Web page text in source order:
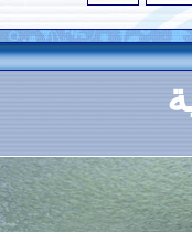
آخر مشاركة